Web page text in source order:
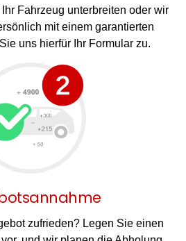
Fahrzeug unterbreiten oder wir
mit einem garantierten
uns hierfür Ihr Formular zu.
zufrieden? Legen Sie einen